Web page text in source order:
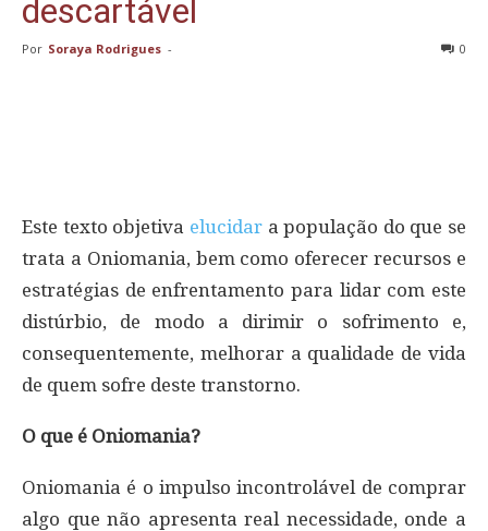
descartável
Por Soraya Rodrigues - 0
Este texto objetiva elucidara população do que se
trata a Oniomania, bem como oferecer recursos e
estratégias de enfrentamento para lidar com este
distúrbio, de modo a dirimir o sofrimento e,
consequentemente, melhorar a qualidade de vida
de quem sofre deste transtorno.
O que é Oniomania?
Oniomania é o impulso incontrolável de comprar
algo que não apresenta real necessidade, onde a